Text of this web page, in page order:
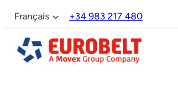
Aller
au
contenu
Français
Español
English
+34 983 217 480